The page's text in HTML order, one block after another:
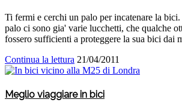
Ti fermi e cerchi un palo per incatenare la
palo ci sono gia' varie lucchetti, che qualche
fossero sufficienti a proteggere la sua bici dai
Continua la lettura 21/04/2011
Meglio viaggiare in bici